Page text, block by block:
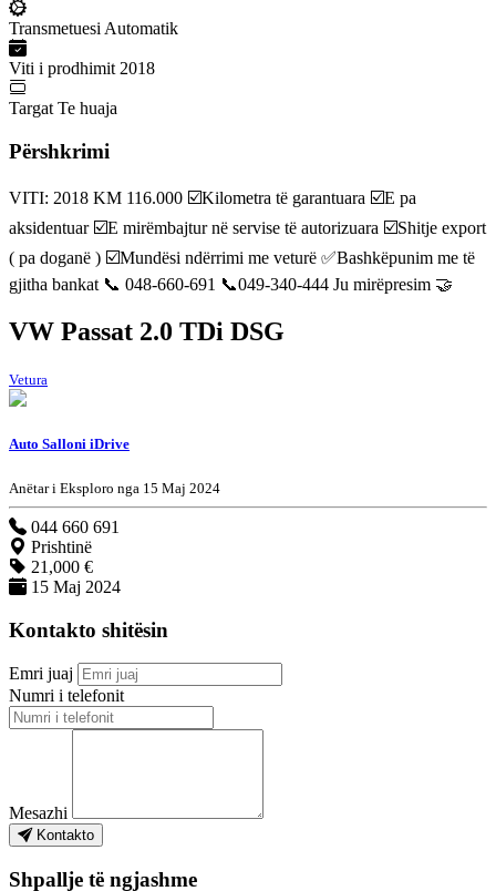
Transmetuesi Automatik
Viti i prodhimit 2018
Targat Te huaja
Përshkrimi
VITI: 2018 KM 116.000 ☑️Kilometra të garantuara ☑️E pa
aksidentuar ☑️E mirëmbajtur në servise të autorizuara ☑️Shitje export
( pa doganë ) ☑️Mundësi ndërrimi me veturë ✅Bashkëpunim me të
gjitha bankat 📞 048-660-691 📞049-340-444 Ju mirëpresim 🤝
VW Passat 2.0 TDi DSG
Vetura
Auto Salloni iDrive
Anëtar i Eksploro nga 15 Maj 2024
044 660 691
Prishtinë
21,000 €
15 Maj 2024
Kontakto shitësin
Emri juaj
Numri i telefonit
Mesazhi
Kontakto
Shpallje të ngjashme